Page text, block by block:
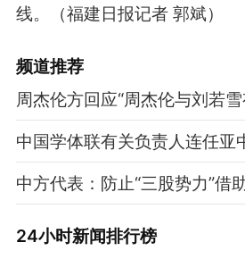
线。（福建日报记者 郭斌）
频道推荐
周杰伦方回应“周杰伦与刘若雪
中国学体联有关负责人连任亚
中方代表：防止“三股势力”借
24小时新闻排行榜